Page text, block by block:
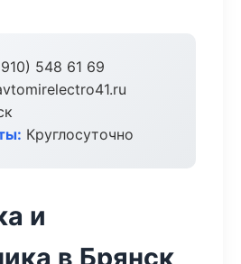
548 61 69
Круглосуточно
и
в Брянск